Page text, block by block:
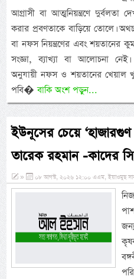
আগ্রাসী বা আত্মনিয়ন্ত্রণে
করার প্রবণতাকে বাড়িয়ে তোলে।
বা নফস নিয়ন্ত্রণের এবং শয়তানের
সংজ্ঞা, ব্যাখ্যা বা আলোচনা
অনুযায়ী নফস ও শয়তানের খেয়াল
পবি�বাকি অংশ পড়ুন...
ইউনূসের চেয়ে ‘হাজারগুণ
তারেক রহমান -কাদের
» ০৮ আগস্ট, ২০২৬ ১২:০০ এএম, ইয়াওমুছ